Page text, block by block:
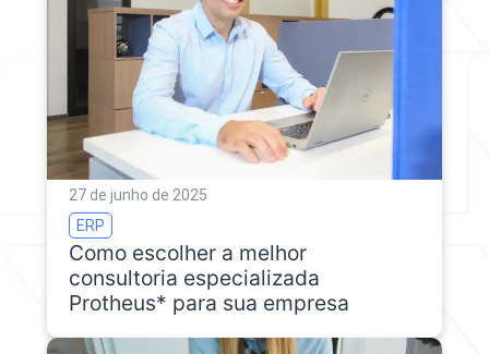
27 de junho de 2025
ERP
Como escolher a melhor
consultoria especializada
Protheus* para sua empresa